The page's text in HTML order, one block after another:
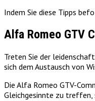
Indem Sie diese Tipps
Alfa Romeo GTV
Treten Sie der
sich dem Austausch von
Die Alfa Romeo GTV-
Gleichgesinnte zu treffen,